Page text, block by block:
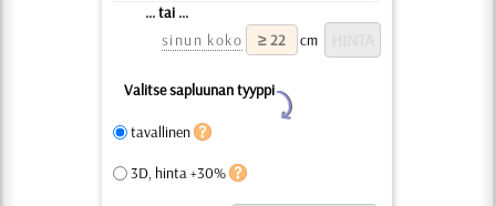
... tai ...
sinun koko
cm
Valitse sapluunan tyyppi
Y
tavallinen
3D, hinta +30%